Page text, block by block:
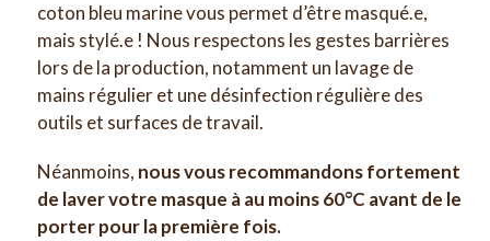
coton bleu marine vous permet d’être masqué.e,
mais stylé.e ! Nous respectons les gestes barrières
lors de la production, notamment un lavage de
mains régulier et une désinfection régulière des
outils et surfaces de travail.
Néanmoins, nous vous recommandons fortement
de laver votre masque à au moins 60°C avant de le
porter pour la première fois.